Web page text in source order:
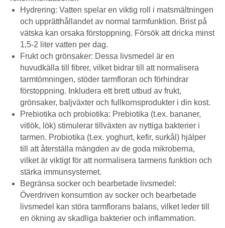
Hydrering: Vatten spelar en viktig roll i matsmältningen
och upprätthållandet av normal tarmfunktion. Brist på
vätska kan orsaka förstoppning. Försök att dricka minst
1,5-2 liter vatten per dag.
Frukt och grönsaker: Dessa livsmedel är en
huvudkälla till fibrer, vilket bidrar till att normalisera
tarmtömningen, stöder tarmfloran och förhindrar
förstoppning. Inkludera ett brett utbud av frukt,
grönsaker, baljväxter och fullkornsprodukter i din kost.
Prebiotika och probiotika: Prebiotika (t.ex. bananer,
vitlök, lök) stimulerar tillväxten av nyttiga bakterier i
tarmen. Probiotika (t.ex. yoghurt, kefir, surkål) hjälper
till att återställa mängden av de goda mikroberna,
vilket är viktigt för att normalisera tarmens funktion och
stärka immunsystemet.
Begränsa socker och bearbetade livsmedel:
Överdriven konsumtion av socker och bearbetade
livsmedel kan störa tarmflorans balans, vilket leder till
en ökning av skadliga bakterier och inflammation.